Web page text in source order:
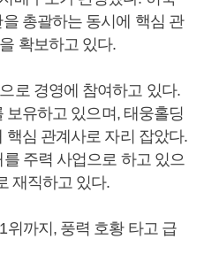
총괄하는 동시에 핵심 관
확보하고 있다.
로 경영에 참여하고 있다.
보유하고 있으며, 태웅홀딩
핵심 관계사로 자리 잡았다.
주력 사업으로 하고 있으
재직하고 있다.
까지, 풍력 호황 타고 급